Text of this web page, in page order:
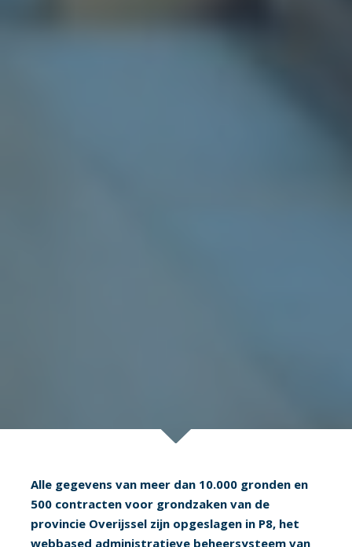
Alle gegevens van meer dan 10.000 gronden en
500 contracten voor grondzaken van de
provincie Overijssel zijn opgeslagen in P8, het
webbased administratieve beheersysteem van